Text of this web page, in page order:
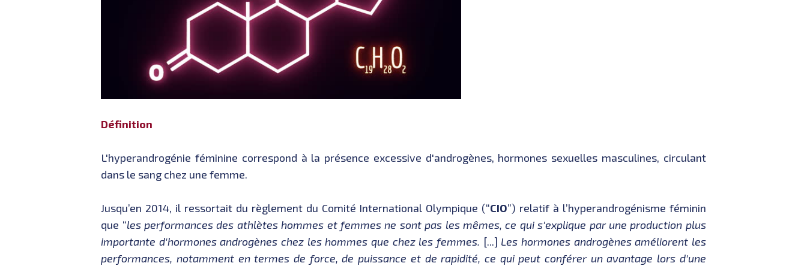
Définition
L'hyperandrogénie féminine correspond à la présence excessive d'androgènes, hormones sexuelles masculines, circulant
dans le sang chez une femme.
Jusqu’en 2014, il ressortait du règlement du Comité International Olympique (“CIO”) relatif à l’hyperandrogénisme féminin
que “les performances des athlètes hommes et femmes ne sont pas les mêmes, ce qui s'explique par une production plus
importante d'hormones androgènes chez les hommes que chez les femmes. [...] Les hormones androgènes améliorent les
performances, notamment en termes de force, de puissance et de rapidité, ce qui peut conférer un avantage lors d'une